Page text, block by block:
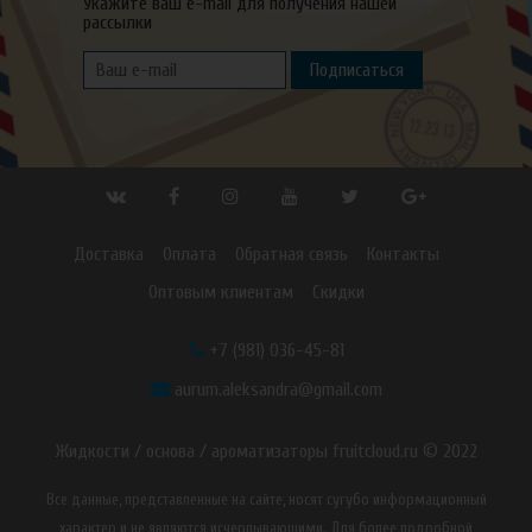
рассылки
Подписаться
Доставка Оплата Обратная связь
Контакты
Оптовым клиентам
Скидки
+7 (981) 036-45-81
aurum.aleksandra@gmail.com
Жидкости / основа / ароматизаторы fruitcloud.ru © 2022
Все данные, представленные на сайте, носят сугубо информационный
характер и не являются исчерпывающими. Для более подробной